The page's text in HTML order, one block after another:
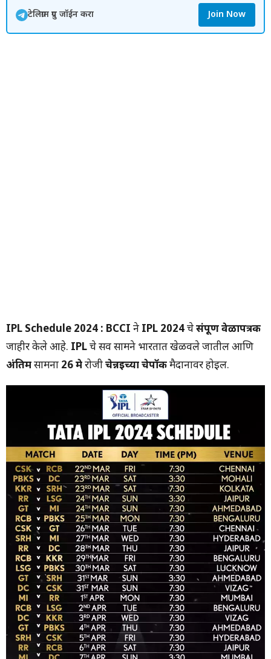
टेलिग्राम ग्रुप जॉईन करा Join Now
IPL Schedule 2024 : BCCI ने IPL 2024चेसंपूर्ण वेळापत्रक
जाहीर केले आहे. IPLचे सर्व सामने भारतात खेळवले जातील आणि
अंतिमसामना 26 मेरोजीचेन्नईच्या चेपॉकमैदानावर होईल.